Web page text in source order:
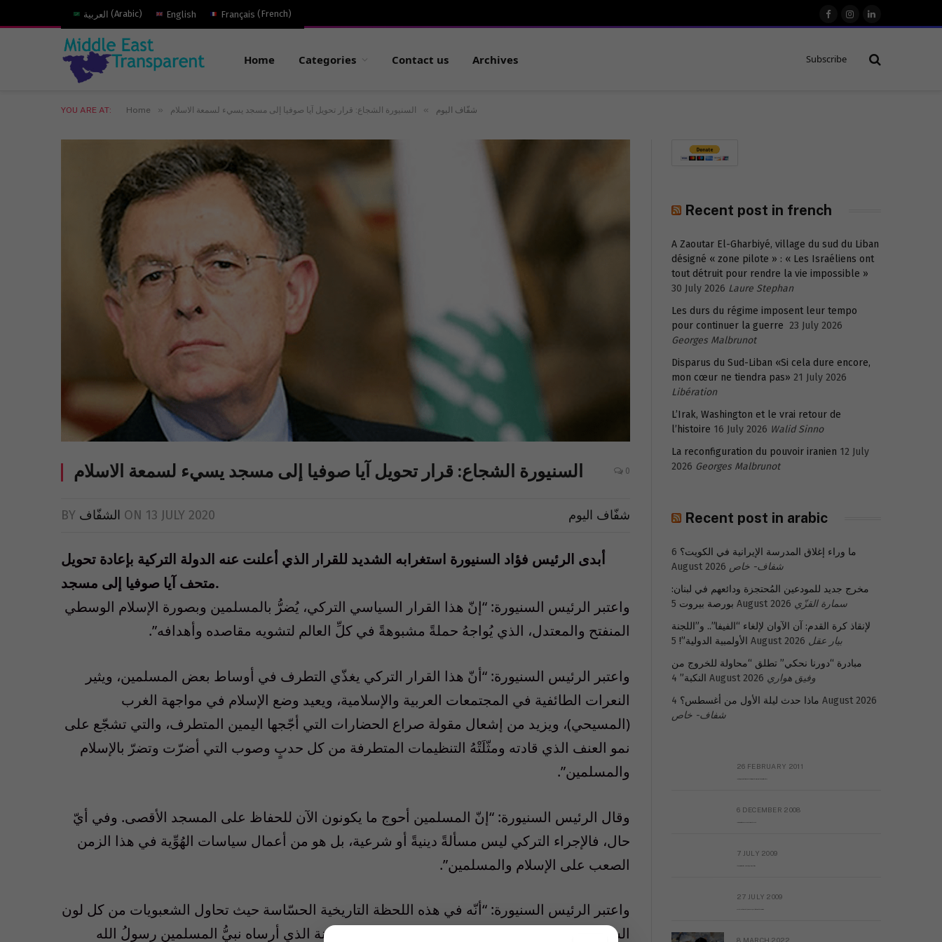
العربية (Arabic) English Français (French)
FacebookInstagram
LinkedIn
Home Categories Contact us Archives Subscribe
YOU ARE AT: Home » شفّاف اليوم » السنيورة الشجاع: قرار تحويل آيا صوفيا إلى مسجد يسيء لسمعة الاسلام
السنيورة الشجاع: قرار تحويل آيا صوفيا إلى مسجد يسيء لسمعة الاسلام 0
BY الشفّاف ON 13 JULY 2020 شفّاف اليوم
أبدى الرئيس فؤاد السنيورة استغرابه الشديد للقرار الذي أعلنت عنه الدولة التركية بإعادة تحويل
متحف آيا صوفيا إلى مسجد.
واعتبر الرئيس السنيورة: “إنّ هذا القرار السياسي التركي، يُضرُّ بالمسلمين وبصورة الإسلام الوسطي
المنفتح والمعتدل، الذي يُواجهُ حملةً مشبوهةً في كلِّ العالم لتشويه مقاصده وأهدافه”.
واعتبر الرئيس السنيورة: “أنّ هذا القرار التركي يغذّي التطرف في أوساط بعض المسلمين، ويثير
النعرات الطائفية في المجتمعات العربية والإسلامية، ويعيد وضع الإسلام في مواجهة الغرب
(المسيحي)، ويزيد من إشعال مقولة صراع الحضارات التي أجّجها اليمين المتطرف، والتي تشجّع على
نمو العنف الذي قادته ومثّلَتْهُ التنظيمات المتطرفة من كل حدبٍ وصوب التي أضرّت وتضرّ بالإسلام
والمسلمين”.
وقال الرئيس السنيورة: “إنّ المسلمين أحوج ما يكونون الآن للحفاظ على المسجد الأقصى. وفي أيّ
حال، فالإجراء التركي ليس مسألةً دينيةً أو شرعية، بل هو من أعمال سياسات الهُوِّية في هذا الزمن
الصعب على الإسلام والمسلمين”.
واعتبر الرئيس السنيورة: “أنّه في هذه اللحظة التاريخية الحسّاسة حيث تحاول الشعبويات من كل لون
السيطرةَ على العالم، نحن بحاجةٍ لاستعادة ميثاق المدينة الذي أرساه نبيُّ المسلمين رسولُ الله
Recent post in french
A Zaoutar El-Gharbiyé, village du sud du Liban
désigné « zone pilote » : « Les Israéliens ont
tout détruit pour rendre la vie impossible »
30 July 2026 Laure Stephan
Les durs du régime imposent leur tempo
pour continuer la guerre 23 July 2026
Georges Malbrunot
Disparus du Sud-Liban «Si cela dure encore,
mon cœur ne tiendra pas» 21 July 2026
Libération
L’Irak, Washington et le vrai retour de
l’histoire 16 July 2026 Walid Sinno
La reconfiguration du pouvoir iranien 12 July
2026 Georges Malbrunot
Recent post in arabic
ما وراء إغلاق المدرسة الإيرانية في الكويت؟ 6
August 2026 شفاف- خاص
مخرج جديد للمودعين المُحتجزة ودائعهم في لبنان:
بورصة بيروت 5 August 2026 سمارة القزّي
لإنقاذ كرة القدم: آن الآوان لإلغاء “الفيفا”.. و”اللجنة
الأولمبية الدولية”! 5 August 2026 بيار عقل
مبادرة “دورنا نحكي” تطلق “محاولة للخروج من
النكبة” 4 August 2026 وفيق هواري
ماذا حدث ليلة الأول من أغسطس؟ 4 August 2026
شفاف- خاص
26 FEBRUARY 2011
6 DECEMBER 2008
7 JULY 2009
27 JULY 2009
8 MARCH 2022